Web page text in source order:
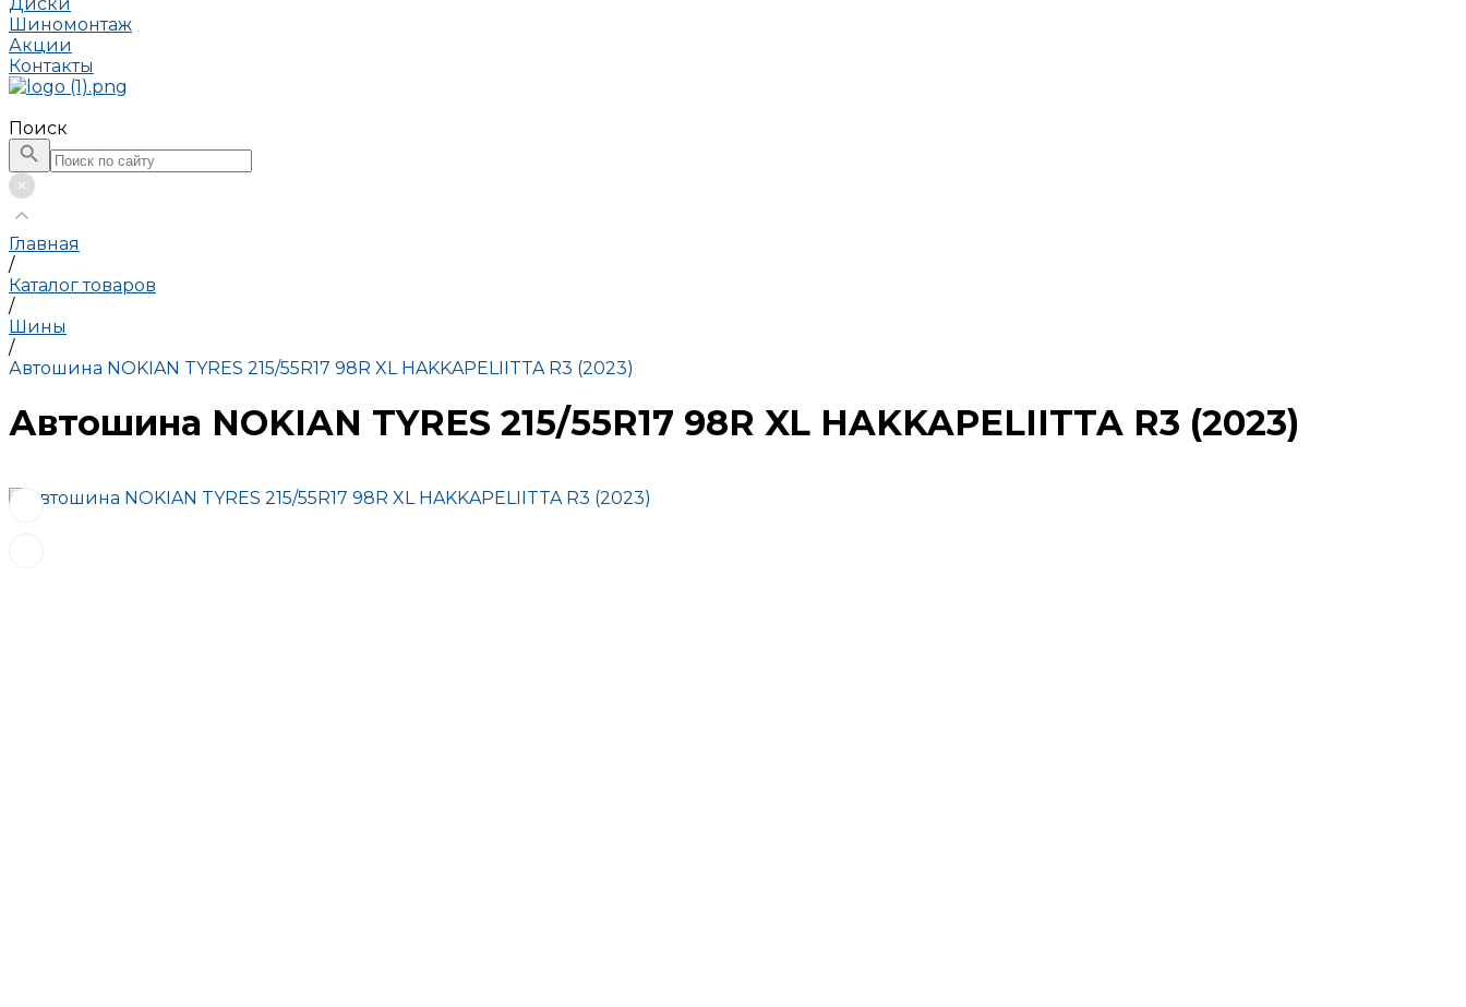
Шиномонтаж
Акции
Контакты
Поиск
Главная
/
Каталог товаров
/
Шины
/
Автошина NOKIAN TYRES 215/55R17 98R XL HAKKAPELIITTA R3 (2023)
Автошина NOKIAN TYRES 215/55R17 98R XL HAKKAPELIITTA R3 (2023)